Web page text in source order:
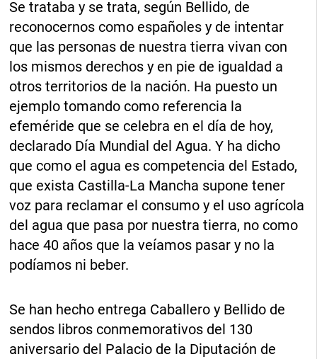
Se trataba y se trata, según Bellido, de
reconocernos como españoles y de intentar
que las personas de nuestra tierra vivan con
los mismos derechos y en pie de igualdad a
otros territorios de la nación. Ha puesto un
ejemplo tomando como referencia la
efeméride que se celebra en el día de hoy,
declarado Día Mundial del Agua. Y ha dicho
que como el agua es competencia del Estado,
que exista Castilla-La Mancha supone tener
voz para reclamar el consumo y el uso agrícola
del agua que pasa por nuestra tierra, no como
hace 40 años que la veíamos pasar y no la
podíamos ni beber.
Se han hecho entrega Caballero y Bellido de
sendos libros conmemorativos del 130
aniversario del Palacio de la Diputación de